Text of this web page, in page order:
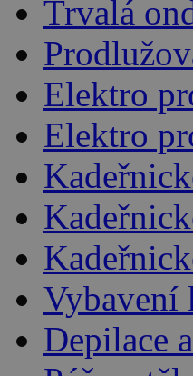
Trvalá
Elektro
Elektro
Vybavení
Depilace